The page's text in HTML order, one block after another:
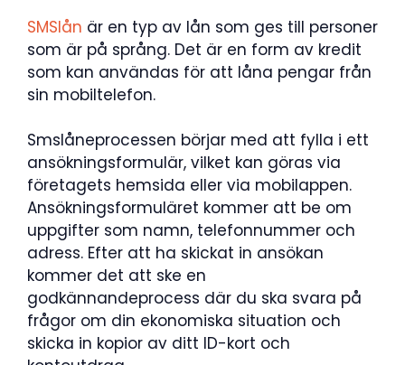
SMSlån är en typ av lån som ges till personer
som är på språng. Det är en form av kredit
som kan användas för att låna pengar från
sin mobiltelefon.
Smslåneprocessen börjar med att fylla i ett
ansökningsformulär, vilket kan göras via
företagets hemsida eller via mobilappen.
Ansökningsformuläret kommer att be om
uppgifter som namn, telefonnummer och
adress. Efter att ha skickat in ansökan
kommer det att ske en
godkännandeprocess där du ska svara på
frågor om din ekonomiska situation och
skicka in kopior av ditt ID-kort och